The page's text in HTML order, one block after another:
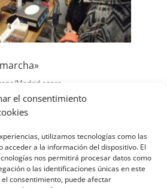
el consentimiento
utilizamos tecnologías como las
acceder a la información del dispositivo. El
nos permitirá procesar datos como
o las identificaciones únicas en este
consentimiento, puede afectar
Madrid enero
2021
metidos de lleno en un ApS
Servicio)que surge de
nuestros alumnos y la
un colegio que se abre al